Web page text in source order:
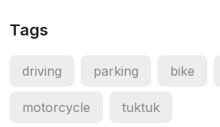
Tags
driving parking bike
motorcycle tuktuk